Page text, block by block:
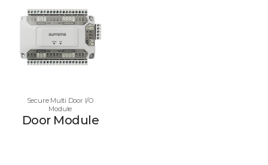
Secure Multi Door I/O
Module
Door Module